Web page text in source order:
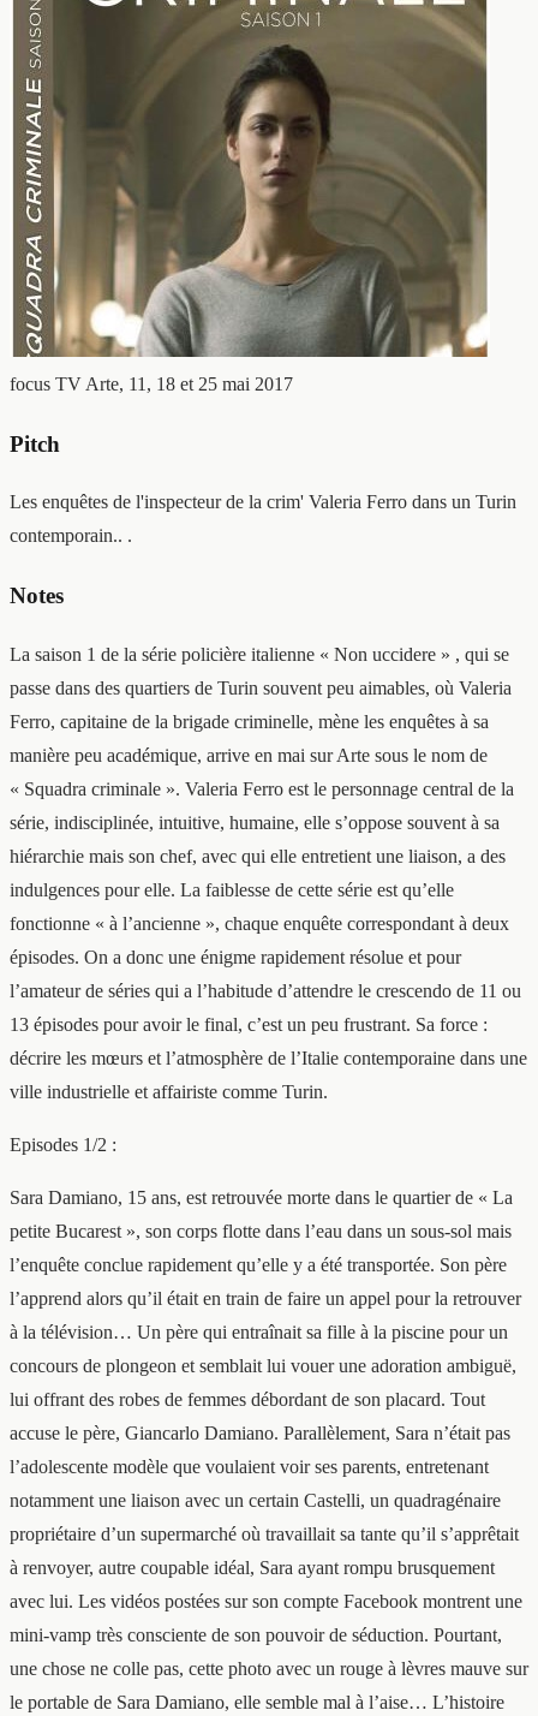
focus TV Arte, 11, 18 et 25 mai 2017
Pitch
Les enquêtes de l'inspecteur de la crim' Valeria Ferro dans un Turin
contemporain.. .
Notes
La saison 1 de la série policière italienne « Non uccidere » , qui se
passe dans des quartiers de Turin souvent peu aimables, où Valeria
Ferro, capitaine de la brigade criminelle, mène les enquêtes à sa
manière peu académique, arrive en mai sur Arte sous le nom de
« Squadra criminale ». Valeria Ferro est le personnage central de la
série, indisciplinée, intuitive, humaine, elle s’oppose souvent à sa
hiérarchie mais son chef, avec qui elle entretient une liaison, a des
indulgences pour elle. La faiblesse de cette série est qu’elle
fonctionne « à l’ancienne », chaque enquête correspondant à deux
épisodes. On a donc une énigme rapidement résolue et pour
l’amateur de séries qui a l’habitude d’attendre le crescendo de 11 ou
13 épisodes pour avoir le final, c’est un peu frustrant. Sa force :
décrire les mœurs et l’atmosphère de l’Italie contemporaine dans une
ville industrielle et affairiste comme Turin.
Episodes 1/2 :
Sara Damiano, 15 ans, est retrouvée morte dans le quartier de « La
petite Bucarest », son corps flotte dans l’eau dans un sous-sol mais
l’enquête conclue rapidement qu’elle y a été transportée. Son père
l’apprend alors qu’il était en train de faire un appel pour la retrouver
à la télévision… Un père qui entraînait sa fille à la piscine pour un
concours de plongeon et semblait lui vouer une adoration ambiguë,
lui offrant des robes de femmes débordant de son placard. Tout
accuse le père, Giancarlo Damiano. Parallèlement, Sara n’était pas
l’adolescente modèle que voulaient voir ses parents, entretenant
notamment une liaison avec un certain Castelli, un quadragénaire
propriétaire d’un supermarché où travaillait sa tante qu’il s’apprêtait
à renvoyer, autre coupable idéal, Sara ayant rompu brusquement
avec lui. Les vidéos postées sur son compte Facebook montrent une
mini-vamp très consciente de son pouvoir de séduction. Pourtant,
une chose ne colle pas, cette photo avec un rouge à lèvres mauve sur
le portable de Sara Damiano, elle semble mal à l’aise… L’histoire